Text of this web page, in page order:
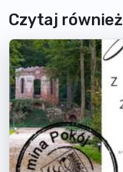
Czytaj również